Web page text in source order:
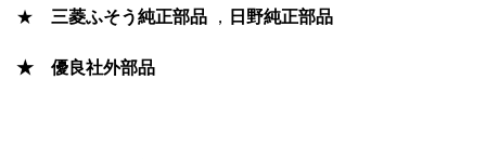
★ 三菱ふそう純正部品 ， 日野純正部品
★ 優良社外部品